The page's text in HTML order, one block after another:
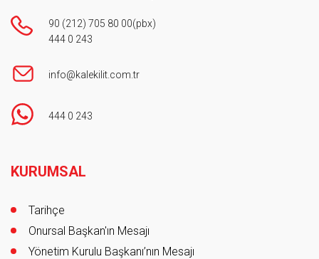
90 (212) 705 80 00(pbx)
444 0 243
info@kalekilit.com.tr
444 0 243
KURUMSAL
Tarihçe
Onursal Başkan'ın Mesajı
Yönetim Kurulu Başkanı’nın Mesajı